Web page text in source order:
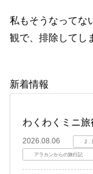
私もそうなってな
観で、排除してし
新着情報
わくわくミニ旅
2026.08.06 2．
アラカンからの旅行記